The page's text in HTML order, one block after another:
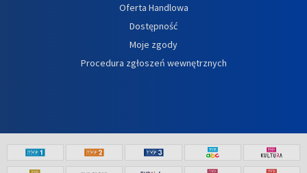
Oferta Handlowa
Dostępność
Moje zgody
Procedura zgłoszeń wewnętrznych